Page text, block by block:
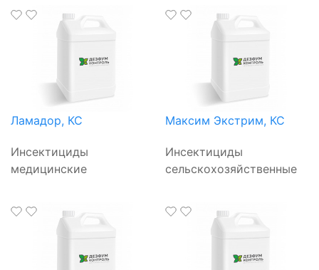
Ламадор, КС
Инсектициды
медицинские
Максим Экстрим, КС
Инсектициды
сельскохозяйственные